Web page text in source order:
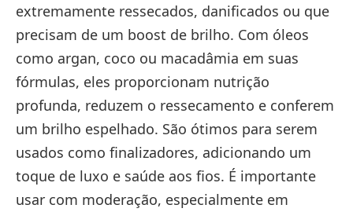
extremamente ressecados, danificados ou que
precisam de um boost de brilho. Com óleos
como argan, coco ou macadâmia em suas
fórmulas, eles proporcionam nutrição
profunda, reduzem o ressecamento e conferem
um brilho espelhado. São ótimos para serem
usados como finalizadores, adicionando um
toque de luxo e saúde aos fios. É importante
usar com moderação, especialmente em